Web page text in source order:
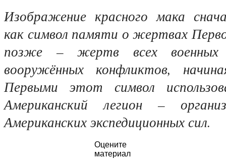
Изображение красного мака
как символ памяти о жертвах
позже – жертв всех военных
вооружённых конфликтов,
Первыми этот символ
Американский легион –
Американских экспедиционных сил.
Оцените
материал